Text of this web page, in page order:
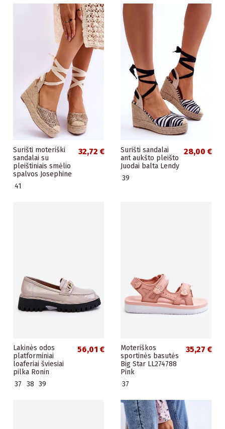
Surišti moteriški
sandalai su
pleištiniais smėlio
spalvos Josephine
32,72 €
41
Surišti sandalai
ant aukšto pleišto
Juodai balta Lendy
28,00 €
39
Lakinės odos
platforminiai
loaferiai šviesiai
pilka Ronin
56,01 €
37 38 39
Moteriškos
sportinės basutės
Big Star LL274788
Pink
35,27 €
37